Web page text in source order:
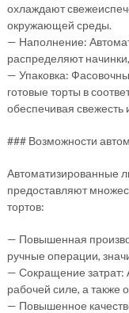
охлаждают
окружающей среды.
— Наполнение:
распределяют
— Упаковка:
готовые торты в
обеспечивая свежесть
### Возможности
Автоматизированные
предоставляют
тортов:
— Повышенная
ручные операции,
— Сокращение затрат:
рабочей силе, а также
— Повышенное